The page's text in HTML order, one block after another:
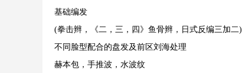
基础编发
(拳击辫，《二，三，四》鱼骨辫，日式反编三加二)
不同脸型配合的盘发及前区刘海处理
赫本包，手推波，水波纹